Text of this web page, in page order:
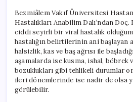
Bezmiâlem Vakıf Üniversitesi
Hastalıkları Anabilim Dalı’ndan Doç.
ciddi seyirli bir viral hastalık
hastalığın belirtilerinin ani başlayan
halsizlik, kas ve baş ağrısı ile
aşamalarda ise kusma, ishal, böbrek
bozuklukları gibi tehlikeli durumlar
ileri dönemlerinde ise nadir de olsa
görülebilir.